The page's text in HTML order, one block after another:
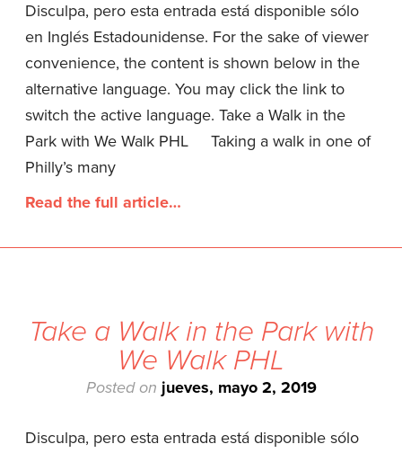
ACTÍVATE
#MYMOVESMYWAY
Disculpa, pero esta entrada está disponible sólo
en Inglés Estadounidense. For the sake of viewer
convenience, the content is shown below in the
alternative language. You may click the link to
switch the active language. Take a Walk in the
Park with We Walk PHL Taking a walk in one of
Philly’s many
Read the full article…
Take a Walk in the Park with
We Walk PHL
Posted on jueves, mayo 2, 2019
Disculpa, pero esta entrada está disponible sólo